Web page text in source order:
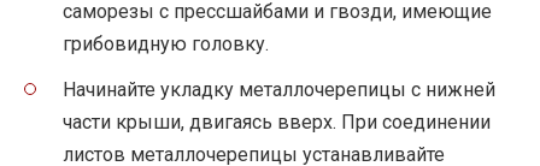
саморезы с прессшайбами и гвозди, имеющие
грибовидную головку.
Начинайте укладку металлочерепицы с нижней
части крыши, двигаясь вверх. При соединении
листов металлочерепицы устанавливайте